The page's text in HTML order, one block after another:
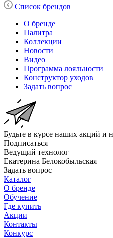
Список брендов
О бренде
Палитра
Коллекции
Новости
Видео
Программа лояльности
Конструктор уходов
Задать вопрос
Будьте в курсе наших акций и
Подписаться
Ведущий технолог
Екатерина Белокобыльская
Задать вопрос
Каталог
О бренде
Обучение
Где купить
Акции
Контакты
Конкурс